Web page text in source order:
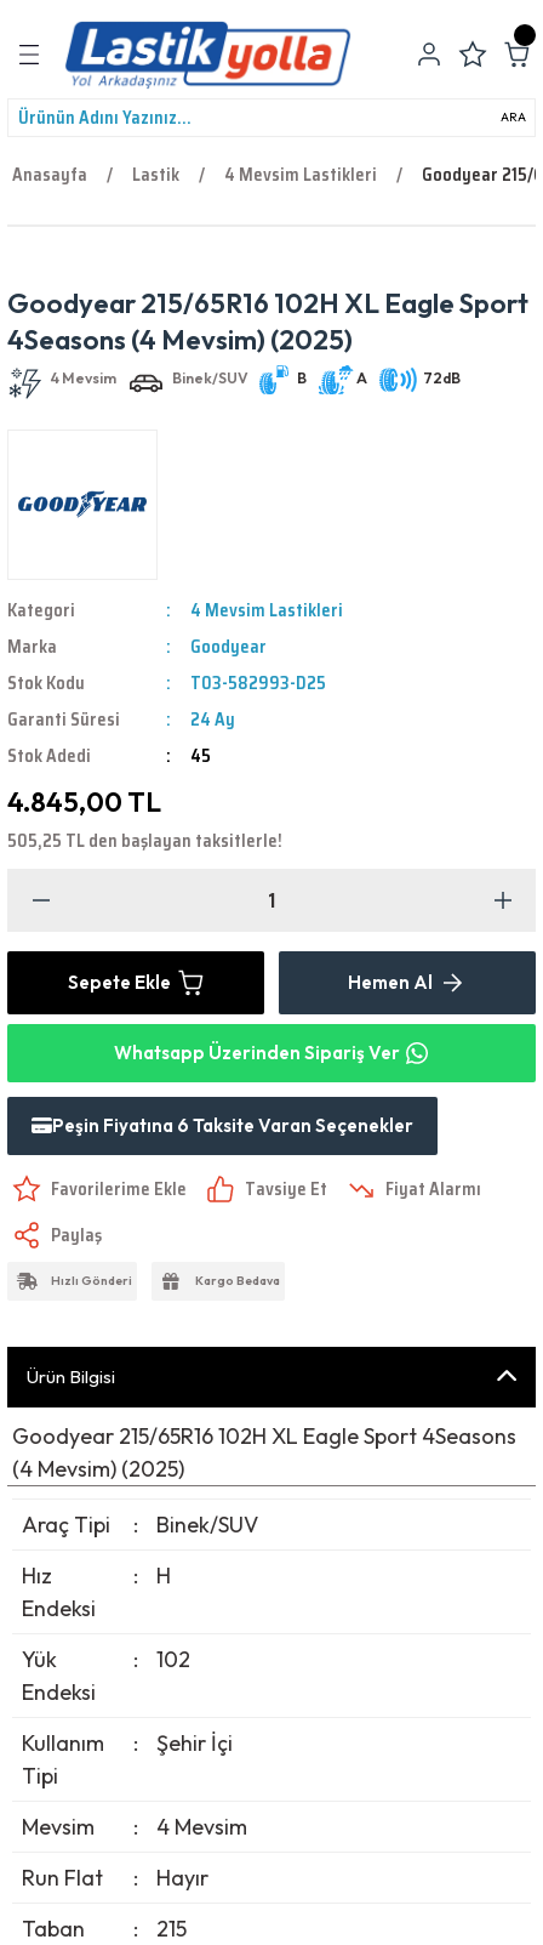
Geri Dön
ARA
Anasayfa Lastik 4 Mevsim Lastikleri Goodyear 215/
Goodyear 215/65R16 102H XL Eagle Sport
4Seasons (4 Mevsim) (2025)
4 Mevsim Binek/SUV B A 72dB
Kategori
4 Mevsim Lastikleri
Marka
Goodyear
Stok Kodu
T03-582993-D25
Garanti Süresi
24 Ay
Stok Adedi
45
4.845,00 TL
505,25 TL den başlayan taksitlerle!
Sepete Ekle Hemen Al
Whatsapp Üzerinden Sipariş Ver
Peşin Fiyatına 6 Taksite Varan Seçenekler
Tavsiye Et
Fiyat Alarmı
Paylaş
Hızlı Gönderi Kargo Bedava
Ürün Bilgisi
Goodyear 215/65R16 102H XL Eagle Sport 4Seasons
(4 Mevsim) (2025)
Araç Tipi
:
Binek/SUV
Hız
Endeksi
: H
Yük
Endeksi
: 102
Kullanım
Tipi
: Şehir İçi
Mevsim :
4 Mevsim
Run Flat
:
Hayır
Taban
: 215